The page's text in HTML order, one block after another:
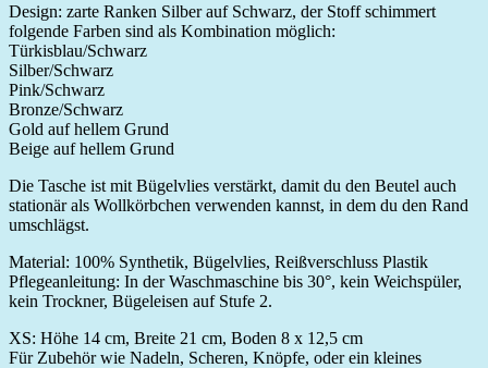
Design: zarte Ranken Silber auf Schwarz, der Stoff schimmert
folgende Farben sind als Kombination möglich:
Türkisblau/Schwarz
Silber/Schwarz
Pink/Schwarz
Bronze/Schwarz
Gold auf hellem Grund
Beige auf hellem Grund
Die Tasche ist mit Bügelvlies verstärkt, damit du den Beutel auch
stationär als Wollkörbchen verwenden kannst, in dem du den Rand
umschlägst.
Material: 100% Synthetik, Bügelvlies, Reißverschluss Plastik
Pflegeanleitung: In der Waschmaschine bis 30°, kein Weichspüler,
kein Trockner, Bügeleisen auf Stufe 2.
XS: Höhe 14 cm, Breite 21 cm, Boden 8 x 12,5 cm
Für Zubehör wie Nadeln, Scheren, Knöpfe, oder ein kleines